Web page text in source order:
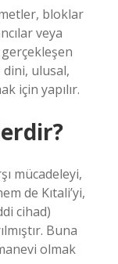
bloklar
veya
dini, ulusal,
için yapılır.
mücadeleyi,
de Kıtali’yi,
cihad)
Buna
olmak